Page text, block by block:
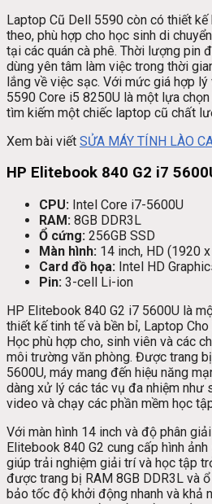
Laptop Cũ Dell 5590 còn có thiết kế
theo, phù hợp cho học sinh di
tại các quán cà phê. Thời lượng pin
dùng yên tâm làm việc trong thời
lắng về việc sạc. Với mức giá hợp
5590 Core i5 8250U là một lựa
tìm kiếm một chiếc laptop cũ chất
Xem bài viết SỬA MÁY TÍNH LÀO
HP Elitebook 840 G2 i7
CPU: Intel Core i7-5600U
RAM: 8GB DDR3L
Ổ cứng: 256GB SSD
Màn hình: 14 inch, HD (1920
Card đồ họa: Intel HD
Pin: 3-cell Li-ion
HP Elitebook 840 G2 i7 5600U là
thiết kế tinh tế và bền bỉ, Laptop
Học phù hợp cho, sinh viên và các
môi trường văn phòng. Được trang
5600U, máy mang đến hiệu năng
dàng xử lý các tác vụ đa nhiệm như
video và chạy các phần mềm học
Với màn hình 14 inch và độ phân
Elitebook 840 G2 cung cấp hình
giúp trải nghiệm giải trí và học tập
được trang bị RAM 8GB DDR3L và
bảo tốc độ khởi động nhanh và khả